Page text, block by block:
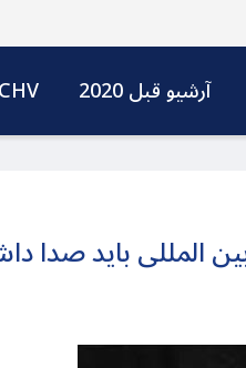
آرشیو قبل 2020
المللی باید صدا